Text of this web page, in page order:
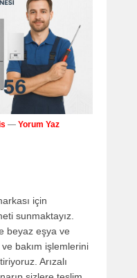
— Yorum Yaz
için
sunmaktayız.
beyaz eşya ve
bakım işlemlerini
Arızalı